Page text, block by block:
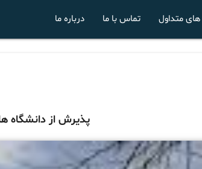
متداول تماس با ما درباره ما
پذیرش از دانشگاه